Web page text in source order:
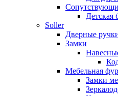
Детская
Soller
Дверные
Замки
Мебельная
Замки